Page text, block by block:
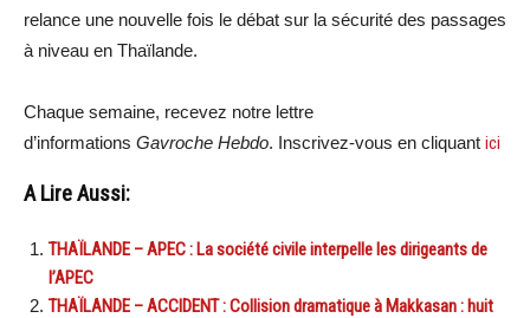
relance une nouvelle fois le débat sur la sécurité des passages
à niveau en Thaïlande.
Chaque semaine, recevez notre lettre
d’informations Gavroche Hebdo. Inscrivez-vous en cliquant ici
A Lire Aussi:
THAÏLANDE – APEC : La société civile interpelle les dirigeants de
l’APEC
THAÏLANDE – ACCIDENT : Collision dramatique à Makkasan : huit